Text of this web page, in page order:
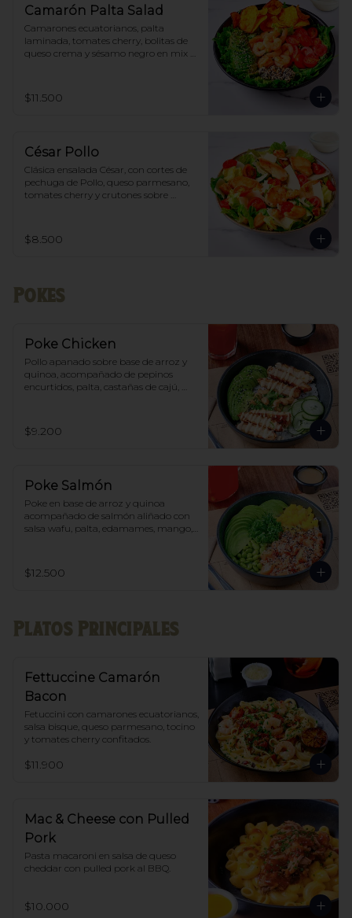
Camarón Palta Salad
Camarones ecuatorianos, palta
laminada, tomates cherry, bolitas de
queso crema y sésamo negro en mix
$11.500
César Pollo
Clásica ensalada César, con cortes de
pechuga de Pollo, queso parmesano,
tomates cherry y crutones sobre
$8.500
Pokes
Poke Chicken
Pollo apanado sobre base de arroz y
quinoa, acompañado de pepinos
encurtidos, palta, castañas de cajú,
$9.200
Poke Salmón
Poke en base de arroz y quinoa
acompañado de salmón aliñado con
salsa wafu, palta, edamames, mango,
$12.500
Platos Principales
Fettuccine Camarón
Bacon
Fetuccini con camarones ecuatorianos,
salsa bisque, queso parmesano, tocino
y tomates cherry confitados.
$11.900
Mac & Cheese con Pulled
Pork
Pasta macaroni en salsa de queso
cheddar con pulled pork al BBQ.
$10.000